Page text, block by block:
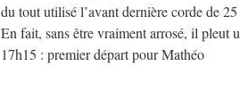
du tout utilisé l’avant dernière corde de
En fait, sans être vraiment arrosé, il pleut
17h15 : premier départ pour Mathéo